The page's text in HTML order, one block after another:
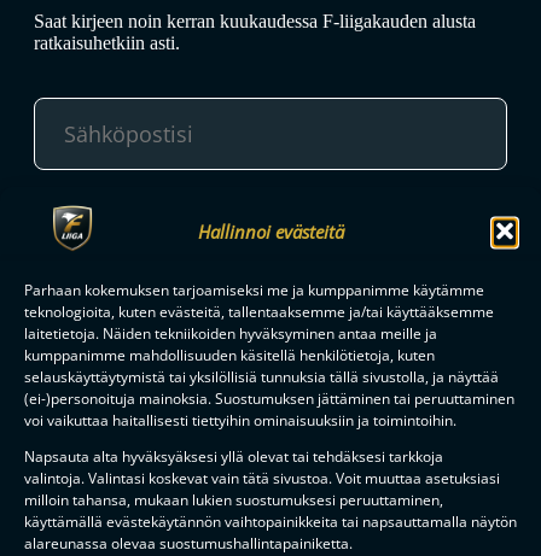
Hallinnoi evästeitä
Parhaan kokemuksen tarjoamiseksi me ja kumppanimme käytämme
teknologioita, kuten evästeitä, tallentaaksemme ja/tai käyttääksemme
laitetietoja. Näiden tekniikoiden hyväksyminen antaa meille ja
kumppanimme mahdollisuuden käsitellä henkilötietoja, kuten
selauskäyttäytymistä tai yksilöllisiä tunnuksia tällä sivustolla, ja näyttää
(ei-)personoituja mainoksia. Suostumuksen jättäminen tai peruuttaminen
voi vaikuttaa haitallisesti tiettyihin ominaisuuksiin ja toimintoihin.
Napsauta alta hyväksyäksesi yllä olevat tai tehdäksesi tarkkoja
valintoja. Valintasi koskevat vain tätä sivustoa. Voit muuttaa asetuksiasi
milloin tahansa, mukaan lukien suostumuksesi peruuttaminen,
käyttämällä evästekäytännön vaihtopainikkeita tai napsauttamalla näytön
alareunassa olevaa suostumushallintapainiketta.
Saat kirjeen noin kerran kuukaudessa F-liigakauden alusta
ratkaisuhetkiin asti.
TILAA
F-LIIGANKUMPPANIT